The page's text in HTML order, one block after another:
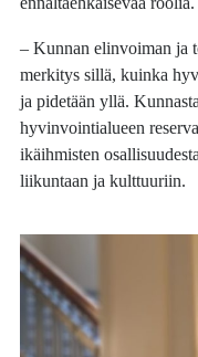
– Kunnan elinvoiman ja
merkitys sillä, kuinka
ja pidetään yllä.
hyvinvointialueen
ikäihmisten
liikuntaan ja kulttuuriin.